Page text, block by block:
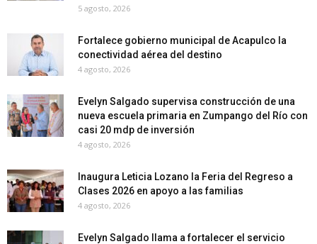
5 agosto, 2026
Fortalece gobierno municipal de Acapulco la
conectividad aérea del destino
4 agosto, 2026
Evelyn Salgado supervisa construcción de una
nueva escuela primaria en Zumpango del Río con
casi 20 mdp de inversión
4 agosto, 2026
Inaugura Leticia Lozano la Feria del Regreso a
Clases 2026 en apoyo a las familias
4 agosto, 2026
Evelyn Salgado llama a fortalecer el servicio